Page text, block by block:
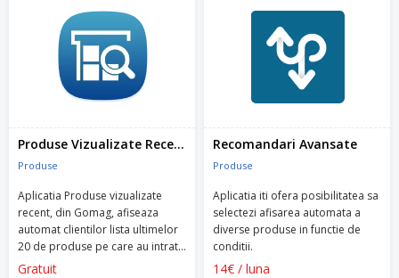
Produse Vizualizate Recent
Produse
Aplicatia Produse vizualizate
recent, din Gomag, afiseaza
automat clientilor lista ultimelor
20 de produse pe care au intrat
in magazinul tau, in orice pagina
Gratuit
Recomandari Avansate
Produse
Aplicatia iti ofera posibilitatea sa
selectezi afisarea automata a
diverse produse in functie de
conditii.
14€ / luna